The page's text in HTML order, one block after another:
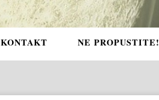
KONTAKT NE PROPUSTITE!